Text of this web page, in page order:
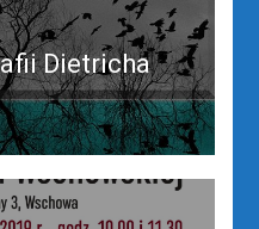
Dietricha